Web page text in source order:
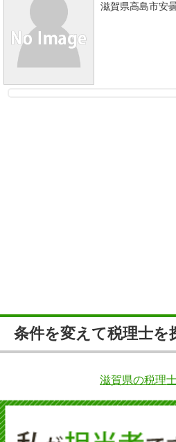
滋賀県高島市安
条件を変えて税理士を
滋賀県の税理